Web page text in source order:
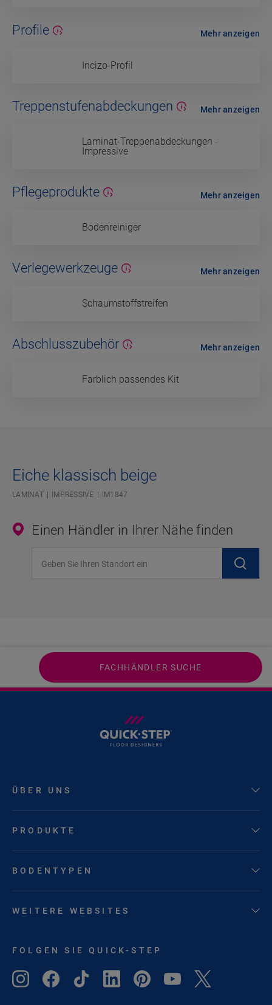
Profile
Incizo-Profil
Mehr anzeigen
Treppenstufenabdeckungen
Laminat-Treppenabdeckungen -
Impressive
Mehr anzeigen
Pflegeprodukte
Bodenreiniger
Mehr anzeigen
Verlegewerkzeuge
Schaumstoffstreifen
Mehr anzeigen
Abschlusszubehör
Farblich passendes Kit
Mehr anzeigen
Eiche klassisch beige
LAMINAT IMPRESSIVE IM1847
Einen Händler in Ihrer Nähe finden
FACHHÄNDLER SUCHE
ÜBER UNS
PRODUKTE
BODENTYPEN
WEITERE WEBSITES
FOLGEN SIE QUICK-STEP